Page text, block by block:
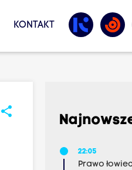
KONTAKT
share
22:05
Prawo